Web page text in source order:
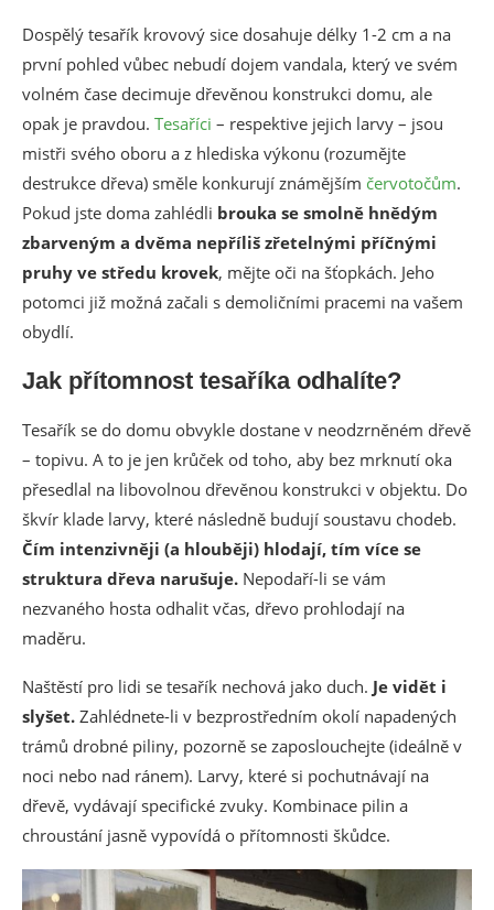
Dospělý tesařík krovový sice dosahuje délky 1-2 cm a na
první pohled vůbec nebudí dojem vandala, který ve svém
volném čase decimuje dřevěnou konstrukci domu, ale
opak je pravdou. Tesaříci – respektive jejich larvy – jsou
mistři svého oboru a z hlediska výkonu (rozumějte
destrukce dřeva) směle konkurují známějším červotočům.
Pokud jste doma zahlédli brouka se smolně hnědým
zbarveným a dvěma nepříliš zřetelnými příčnými
pruhy ve středu krovek, mějte oči na šťopkách. Jeho
potomci již možná začali s demoličními pracemi na vašem
obydlí.
Jak přítomnost tesaříka odhalíte?
Tesařík se do domu obvykle dostane v neodzrněném dřevě
– topivu. A to je jen krůček od toho, aby bez mrknutí oka
přesedlal na libovolnou dřevěnou konstrukci v objektu. Do
škvír klade larvy, které následně budují soustavu chodeb.
Čím intenzivněji (a hlouběji) hlodají, tím více se
struktura dřeva narušuje. Nepodaří-li se vám
nezvaného hosta odhalit včas, dřevo prohlodají na
maděru.
Naštěstí pro lidi se tesařík nechová jako duch. Je vidět i
slyšet. Zahlédnete-li v bezprostředním okolí napadených
trámů drobné piliny, pozorně se zaposlouchejte (ideálně v
noci nebo nad ránem). Larvy, které si pochutnávají na
dřevě, vydávají specifické zvuky. Kombinace pilin a
chroustání jasně vypovídá o přítomnosti škůdce.